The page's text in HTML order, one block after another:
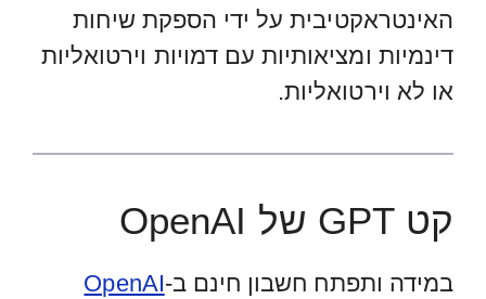
האינטראקטיבית על ידי הספקת שיחות
דינמיות ומציאותיות עם דמויות וירטואליות
או לא וירטואליות.
קט GPT של OpenAI
במידה ותפתח חשבון חינם ב-OpenAI